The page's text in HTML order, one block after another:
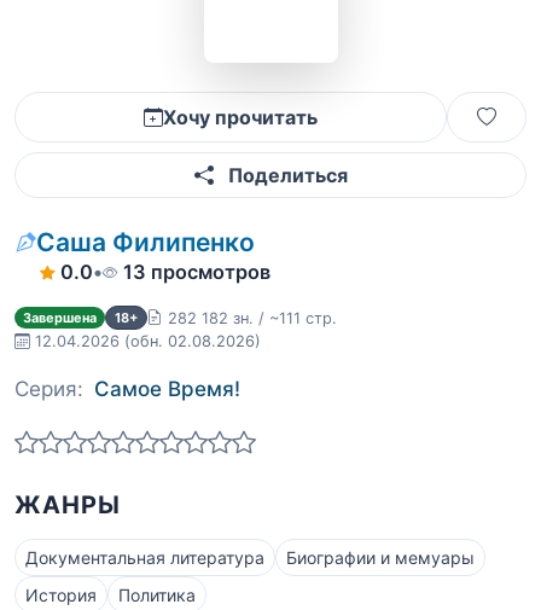
Хочу прочитать
Поделиться
Саша Филипенко
0.0• 13 просмотров
Завершена 18+
282 182 зн. / ~111 стр.
12.04.2026 (обн. 02.08.2026)
Серия: Самое Время!
ЖАНРЫ
Документальная литература
Биографии и мемуары
История
Политика